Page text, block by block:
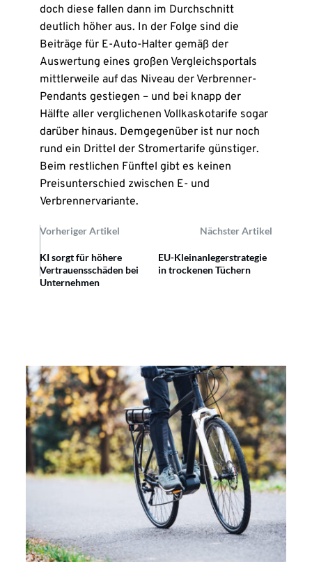
doch diese fallen dann im Durchschnitt
deutlich höher aus. In der Folge sind die
Beiträge für E-Auto-Halter gemäß der
Auswertung eines großen Vergleichsportals
mittlerweile auf das Niveau der Verbrenner-
Pendants gestiegen – und bei knapp der
Hälfte aller verglichenen Vollkaskotarife sogar
darüber hinaus. Demgegenüber ist nur noch
rund ein Drittel der Stromertarife günstiger.
Beim restlichen Fünftel gibt es keinen
Preisunterschied zwischen E- und
Verbrennervariante.
Vorheriger Artikel Nächster Artikel
KI sorgt für höhere
Vertrauensschäden bei
Unternehmen
EU-Kleinanlegerstrategie
in trockenen Tüchern